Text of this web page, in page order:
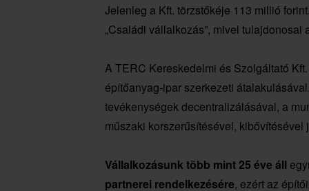
Jelenleg a Kft. törzstőkéje 113 millió
„Családi vállalkozás”, mivel
A TERC Kereskedelmi és Szolgáltató
építőanyag-ipar szerkezeti
tevékenységek decentralizálásával, a
műszaki korszerűsítésével, kibővítésével
Vállalkozásunk több mint 25 éve áll
partnerei rendelkezésére, ezért az